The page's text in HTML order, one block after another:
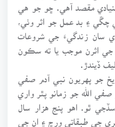
مقصد آهي. ڇو جو هي
چڱي ۽ بد عمل جو اثر وٺي،
سان زندگيءَ جي شروعات
اثرن موجب يا ته سڪون
ڏيندڙ.
جو پهريون نبي آدم صفي
عمران: 33). آدم صفي الله جو زمانو پٿر واري
ٿو. اهو پنج هزار سال
جي طبقاتي ورڇ ۽ ان جي